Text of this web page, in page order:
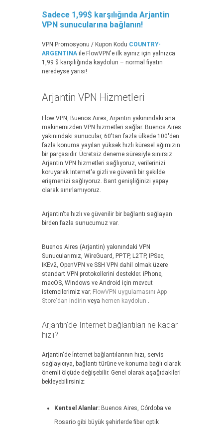
Sadece 1,99$ karşılığında Arjantin
VPN sunucularına bağlanın!
VPN Promosyonu / Kupon Kodu COUNTRY-
ARGENTINA ile FlowVPN'e ilk ayınız için yalnızca
1,99 $ karşılığında kaydolun – normal fiyatın
neredeyse yarısı!
Arjantin VPN Hizmetleri
Flow VPN, Buenos Aires, Arjantin yakınındaki ana
makinemizden VPN hizmetleri sağlar. Buenos Aires
yakınındaki sunucular, 60'tan fazla ülkede 100'den
fazla konuma yayılan yüksek hızlı küresel ağımızın
bir parçasıdır. Ücretsiz deneme süresiyle sınırsız
Arjantin VPN hizmetleri sağlıyoruz, verilerinizi
koruyarak İnternet'e gizli ve güvenli bir şekilde
erişmenizi sağlıyoruz. Bant genişliğinizi yapay
olarak sınırlamıyoruz.
Arjantin'te hızlı ve güvenilir bir bağlantı sağlayan
birden fazla sunucumuz var.
Buenos Aires (Arjantin) yakınındaki VPN
Sunucularımız, WireGuard, PPTP, L2TP, IPSec,
IKEv2, OpenVPN ve SSH VPN dahil olmak üzere
standart VPN protokollerini destekler. iPhone,
macOS, Windows ve Android için mevcut
istemcilerimiz var; FlowVPN uygulamasını App
Store'dan indirin veya hemen kaydolun .
Arjantin'de İnternet bağlantıları ne kadar
hızlı?
Arjantin'de İnternet bağlantılarının hızı, servis
sağlayıcıya, bağlantı türüne ve konuma bağlı olarak
önemli ölçüde değişebilir. Genel olarak aşağıdakileri
bekleyebilirsiniz:
Kentsel Alanlar: Buenos Aires, Córdoba ve
Rosario gibi büyük şehirlerde fiber optik